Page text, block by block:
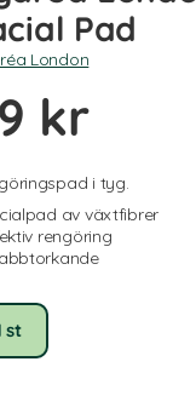
Pad
London
kr
i tyg.
av växtfibrer
rengöring
st